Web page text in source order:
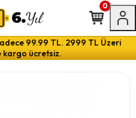
99.99 TL. 2999 TL Üzeri
kargo ücretsiz.
0